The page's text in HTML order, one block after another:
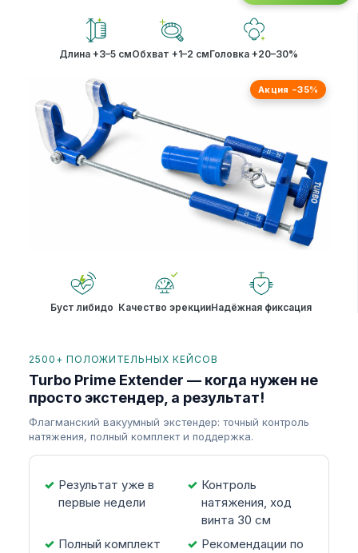
Длина +3–5 смОбхват +1–2 смГоловка +20–30%
Акция −35%
Буст либидо Качество эрекцииНадёжная фиксация
2500+ ПОЛОЖИТЕЛЬНЫХ КЕЙСОВ
Turbo Prime Extender — когда нужен не
просто экстендер, а результат!
Флагманский вакуумный экстендер: точный контроль
натяжения, полный комплект и поддержка.
Результат уже в
первые недели
Контроль
натяжения, ход
винта 30 см
Полный комплект
Рекомендации по